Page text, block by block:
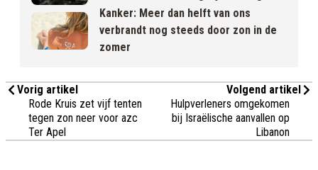
Kanker: Meer dan helft van ons
verbrandt nog steeds door zon in de
zomer
Vorig artikel
Rode Kruis zet vijf tenten
tegen zon neer voor azc
Ter Apel
Volgend artikel
Hulpverleners omgekomen
bij Israëlische aanvallen op
Libanon